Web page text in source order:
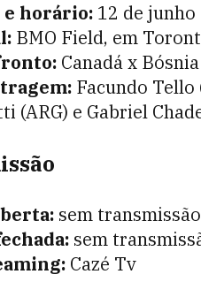
e horário: 12 de
BMO Field, em
Canadá x
Facundo Tello
(ARG) e Gabriel
sem transmissão
sem
Cazé Tv